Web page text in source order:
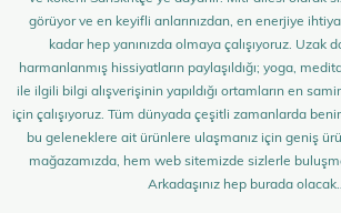
görüyor ve en keyifli anlarınızdan, en enerjiye
kadar hep yanınızda olmaya çalışıyoruz. Uzak
harmanlanmış hissiyatların paylaşıldığı; yoga,
ile ilgili bilgi alışverişinin yapıldığı ortamların en
için çalışıyoruz. Tüm dünyada çeşitli zamanlarda
bu geleneklere ait ürünlere ulaşmanız için geniş
mağazamızda, hem web sitemizde sizlerle
Arkadaşınız hep burada